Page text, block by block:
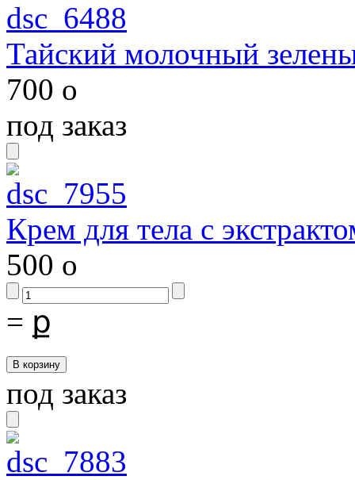
Тайский молочный
700 o
под заказ
Крем для тела с
500 o
= ք
под заказ